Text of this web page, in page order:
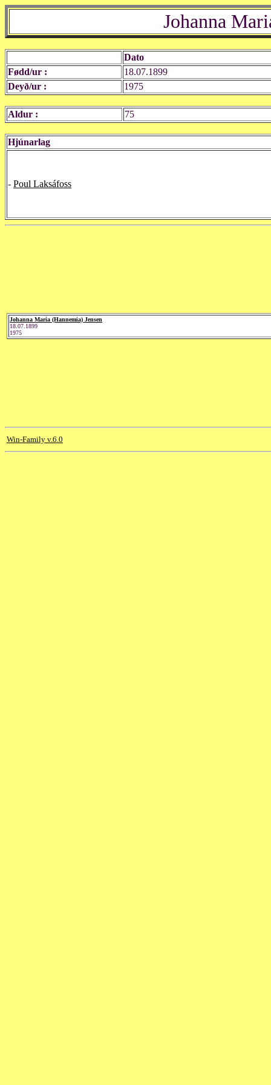
Johanna
Dato
Fødd/ur :
18.07.1899
Deyð/ur :
1975
Aldur : 75
Hjúnarlag
- Poul Laksáfoss
Johanna Maria (Hannemia) Jensen
18.07.1899
1975
Win-Family v.6.0